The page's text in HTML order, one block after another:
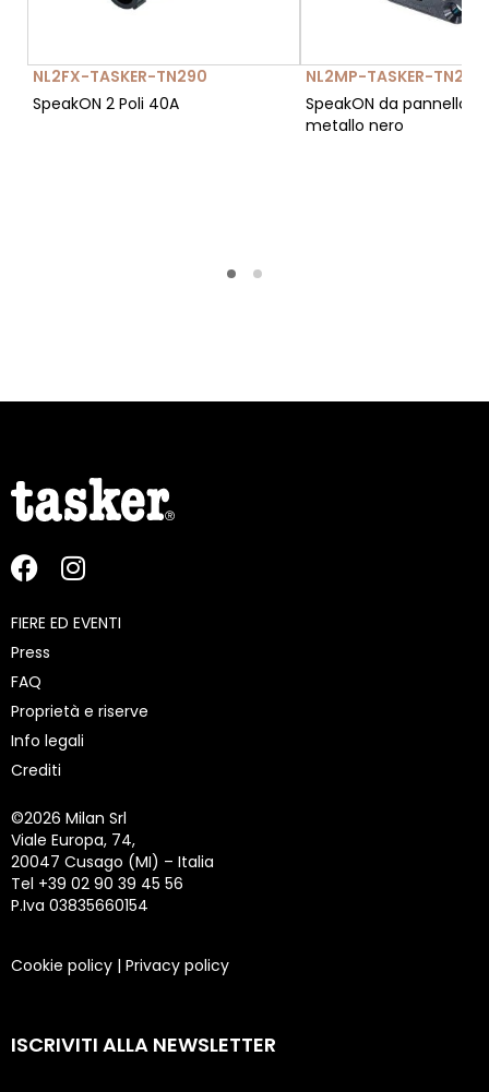
NL2FX-TASKER-TN290
SpeakON 2 Poli 40A
NL2MP-TASKER-TN293
SpeakON da pannello 2
metallo nero
FIERE ED EVENTI
Press
FAQ
Proprietà e riserve
Info legali
Crediti
©2026 Milan Srl
Viale Europa, 74,
20047 Cusago (MI) – Italia
Tel +39 02 90 39 45 56
P.Iva 03835660154
Cookie policy | Privacy policy
ISCRIVITI ALLA NEWSLETTER